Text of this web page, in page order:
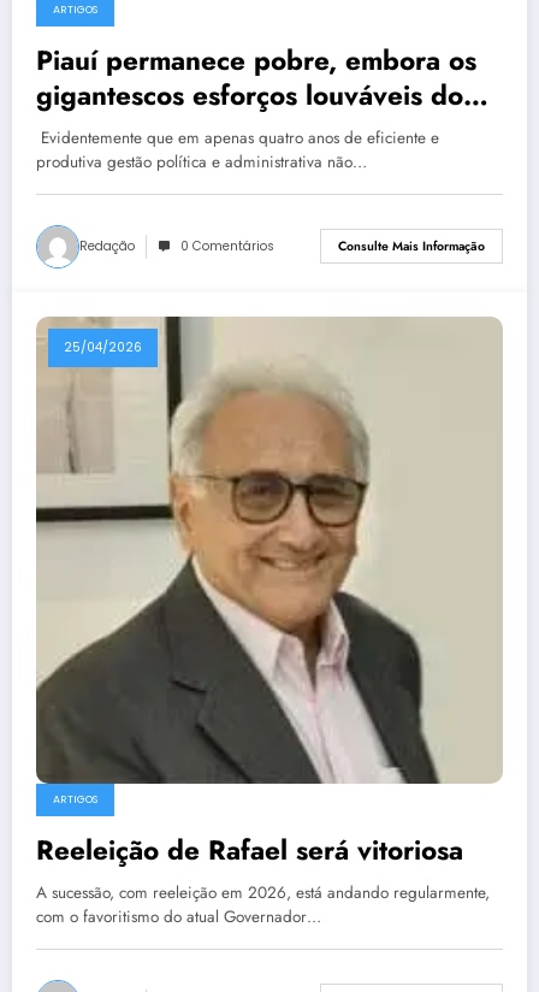
ARTIGOS
Piauí permanece pobre, embora os
gigantescos esforços louváveis do
governador Rafael Fonteles para
mudar o cenário
Evidentemente que em apenas quatro anos de eficiente e
produtiva gestão política e administrativa não…
Redação 0 Comentários Consulte Mais Informação
25/04/2026
ARTIGOS
Reeleição de Rafael será vitoriosa
A sucessão, com reeleição em 2026, está andando regularmente,
com o favoritismo do atual Governador…